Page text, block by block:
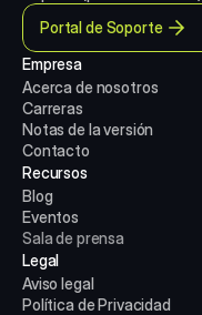
Portal de Soporte
Empresa
Acerca de nosotros
Carreras
Notas de la versión
Contacto
Recursos
Blog
Eventos
Sala de prensa
Legal
Aviso legal
Política de Privacidad